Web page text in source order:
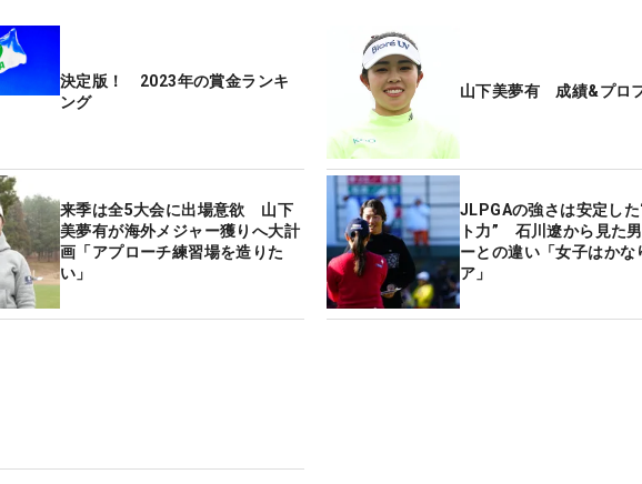
決定版！ 2023年の賞金ランキ
ング
山下美夢有 成績&プロ
来季は全5大会に出場意欲 山下
美夢有が海外メジャー獲りへ大計
画「アプローチ練習場を造りた
い」
JLPGAの強さは安定し
ト力” 石川遼から見た
ーとの違い「女子はかな
ア」